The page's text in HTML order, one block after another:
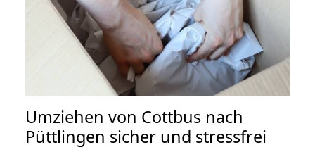
Umziehen von Cottbus nach
Püttlingen sicher und stressfrei